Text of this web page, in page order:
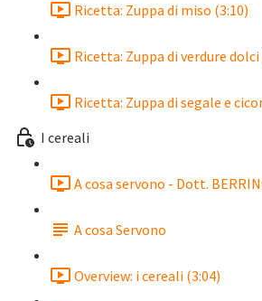
Ricetta: Zuppa di miso (3:10)
Ricetta: Zuppa di verdure dolci
Ricetta: Zuppa di segale e
I cereali
A cosa servono - Dott.
A cosa Servono
Overview: i cereali (3:04)